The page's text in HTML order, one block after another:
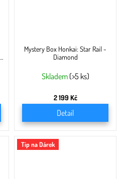
Mystery Box Honkai: Star Rail -
Diamond
Skladem (>5 ks)
2 199 Kč
Detail
Tip na Dárek